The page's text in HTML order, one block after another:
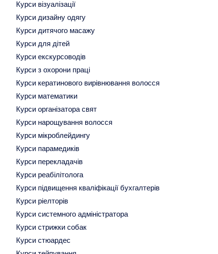
Курси візуалізації
Курси дизайну одягу
Курси дитячого масажу
Курси для дітей
Курси екскурсоводів
Курси з охорони праці
Курси кератинового вирівнювання волосся
Курси математики
Курси організатора свят
Курси нарощування волосся
Курси мікроблейдингу
Курси парамедиків
Курси перекладачів
Курси реабілітолога
Курси підвищення кваліфікації бухгалтерів
Курси ріелторів
Курси системного адміністратора
Курси стрижки собак
Курси стюардес